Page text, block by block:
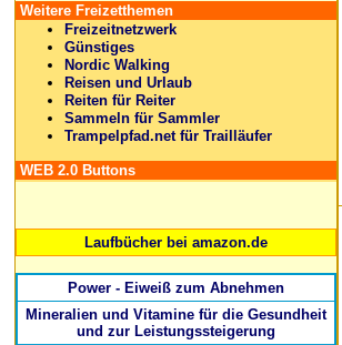
Weitere Freizetthemen
Freizeitnetzwerk
Günstiges
Nordic Walking
Reisen und Urlaub
Reiten für Reiter
Sammeln für Sammler
Trampelpfad.net für Trailläufer
WEB 2.0 Buttons
Laufbücher bei amazon.de
Power - Eiweiß zum Abnehmen
Mineralien und Vitamine für die Gesundheit
und zur Leistungssteigerung